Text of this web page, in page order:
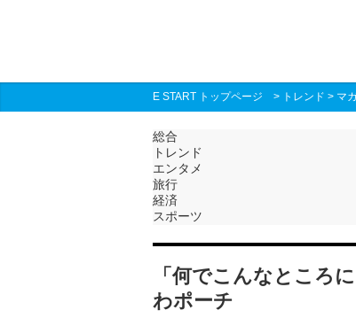
E START トップページ > トレンド > マ
総合
トレンド
エンタメ
旅行
経済
スポーツ
「何でこんなところ
わポーチ